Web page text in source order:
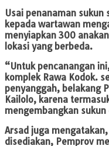
Usai penanaman sukun
kepada wartawan
menyiapkan 300
lokasi yang berbeda.
“Untuk pencanangan
komplek Rawa Kodok.
penyanggah, belakang
Kailolo, karena
mengembangkan
Arsad juga
disediakan, Pemprov